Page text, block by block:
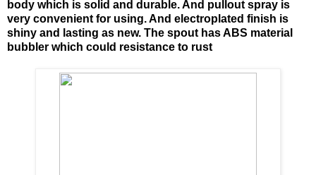
body which is solid and durable. And pullout spray is
very convenient for using. And electroplated finish is
shiny and lasting as new. The spout has ABS material
bubbler which could resistance to rust